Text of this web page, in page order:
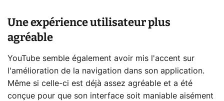
Une expérience utilisateur plus
agréable
YouTube semble également avoir mis l'accent sur
l'amélioration de la navigation dans son application.
Même si celle-ci est déjà assez agréable et a été
conçue pour que son interface soit maniable aisément